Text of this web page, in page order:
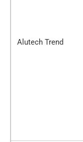
Alutech Trend